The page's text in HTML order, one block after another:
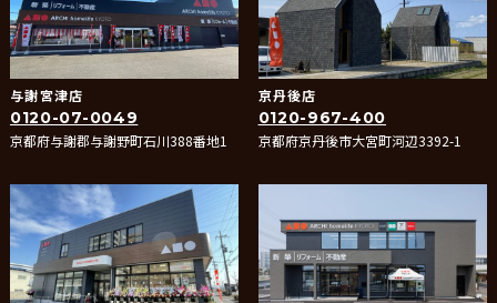
与謝宮津店
0120-07-0049
京都府与謝郡与謝野町石川388番地1
京丹後店
0120-967-400
京都府京丹後市大宮町河辺3392-1